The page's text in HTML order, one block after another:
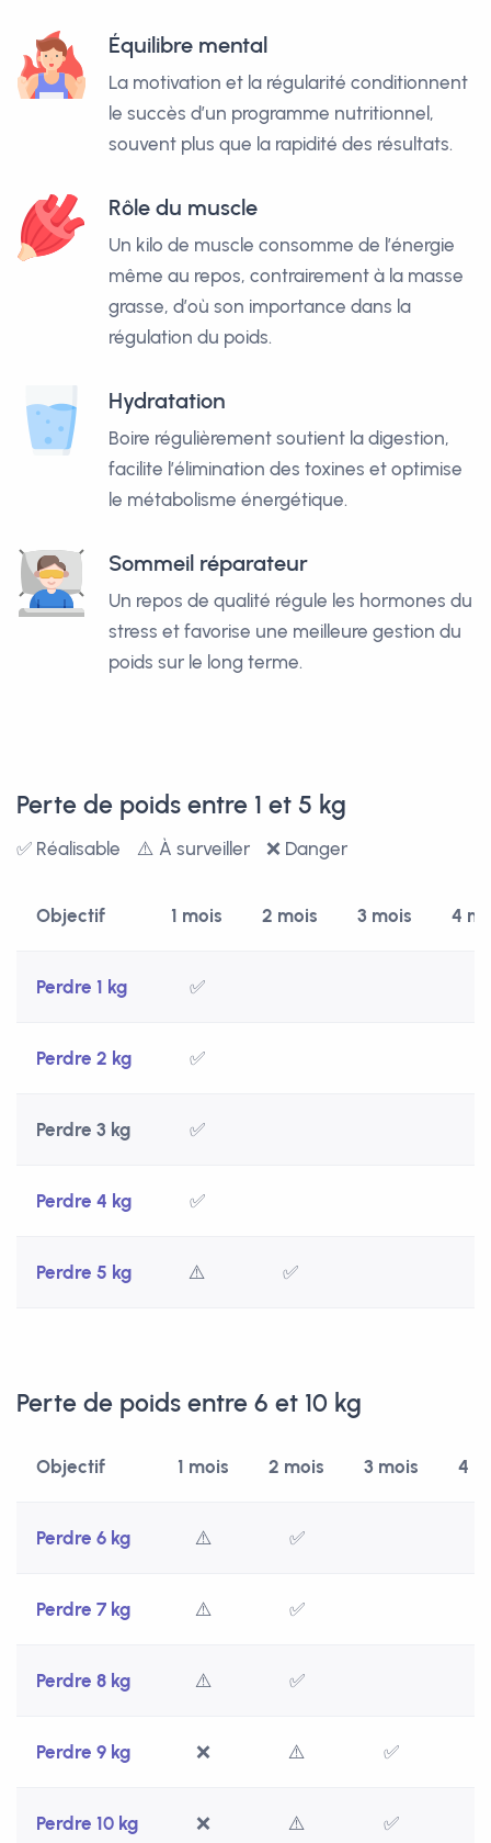
Équilibre mental
La motivation et la régularité conditionnent
le succès d’un programme nutritionnel,
souvent plus que la rapidité des résultats.
Rôle du muscle
Un kilo de muscle consomme de l’énergie
même au repos, contrairement à la masse
grasse, d’où son importance dans la
régulation du poids.
Hydratation
Boire régulièrement soutient la digestion,
facilite l’élimination des toxines et optimise
le métabolisme énergétique.
Sommeil réparateur
Un repos de qualité régule les hormones du
stress et favorise une meilleure gestion du
poids sur le long terme.
Perte de poids entre 1 et 5 kg
✅ Réalisable ⚠️ À surveiller ❌ Danger
Objectif 1 mois 2 mois 3 mois 4
Perdre 1 kg ✅
Perdre 2 kg ✅
Perdre 3 kg ✅
Perdre 4 kg ✅
Perdre 5 kg ⚠️ ✅
Perte de poids entre 6 et 10 kg
Objectif 1 mois 2 mois 3 mois 4
Perdre 6 kg ⚠️ ✅
Perdre 7 kg ⚠️ ✅
Perdre 8 kg ⚠️ ✅
Perdre 9 kg ❌ ⚠️ ✅
Perdre 10 kg ❌ ⚠️ ✅